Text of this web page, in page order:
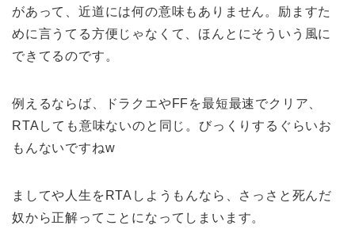
があって、近道には何の意味もありません。励ますた
めに言うてる方便じゃなくて、ほんとにそういう風に
できてるのです。
例えるならば、ドラクエやFFを最短最速でクリア、
RTAしても意味ないのと同じ。びっくりするぐらいお
もんないですねw
ましてや人生をRTAしようもんなら、さっさと死んだ
奴から正解ってことになってしまいます。